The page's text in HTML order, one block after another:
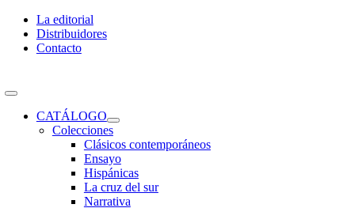
Skip
content
La editorial
Distribuidores
Contacto
Toggle
NavigationCATÁLOGO
Colecciones
Clásicos contemporáneos
Ensayo
Hispánicas
La cruz del sur
Narrativa